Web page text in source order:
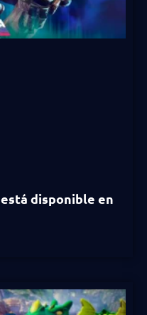
disponible en